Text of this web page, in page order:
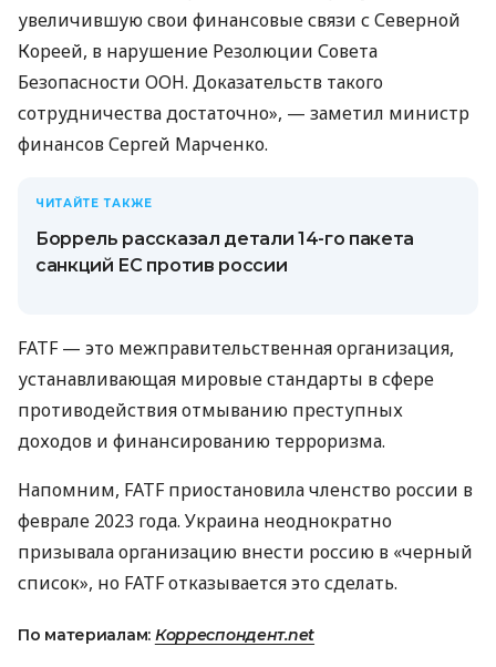
увеличившую свои финансовые связи с Северной
Кореей, в нарушение Резолюции Совета
Безопасности ООН. Доказательств такого
сотрудничества достаточно», — заметил министр
финансов Сергей Марченко.
ЧИТАЙТЕ ТАКЖЕ
Боррель рассказал детали 14-го пакета
санкций ЕС против россии
FATF — это межправительственная организация,
устанавливающая мировые стандарты в сфере
противодействия отмыванию преступных
доходов и финансированию терроризма.
Напомним, FATF приостановила членство россии в
феврале 2023 года. Украина неоднократно
призывала организацию внести россию в «черный
список», но FATF отказывается это сделать.
По материалам: Корреспондент.net